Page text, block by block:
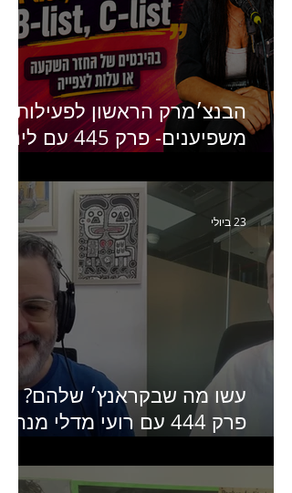
הבנצ׳מרק הראשון לפעילות
משפיענים- פרק 445 עם לינוי
Humanz ישראל
עשו מה שבקראנץ׳ שלהם?
פרק 444 עם רועי מדלי מנהל
האחרון של קראנץ׳
23 ביולי